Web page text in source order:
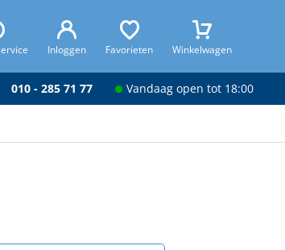
Inloggen Favorieten Winkelwagen
010 - 285 71 77 Vandaag open tot 18:00